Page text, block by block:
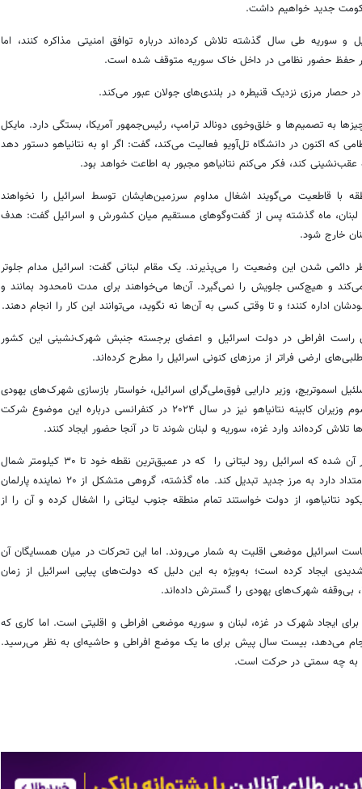
جدید خواهیم داشت.
و سوریه طی سال گذشته تلاش کرده‌اند درباره توافق امنیتی مذاکره کنند، اما
بر حفظ حضور نظامی در داخل خاک سوریه متوقف شده است.
در حصار مرزی نزدیک قنیطره در بلندی‌های جولان عبور می‌کند.
به تصمیم‌ها و خلق‌وخوی دونالد ترامپ، رئیس‌جمهور آمریکا، بستگی دارد. مایکل
که اکنون در دانشگاه تل‌آویو فعالیت می‌کند، گفت: اگر او به نتانیاهو دستور دهد
عقب‌نشینی کند، فکر می‌کنم نتانیاهو مجبور به اطاعت خواهد بود.
با قاطعیت می‌گویند اشغال مداوم سرزمین‌هایشان توسط اسرائیل را نخواهند
ماه گذشته پس از گفت‌وگوهای مستقیم میان کشورش و اسرائیل گفت: هدف
خارج شود.
شدن این وضعیت را می‌پذیرند. یک مقام لبنانی گفت: اسرائیل مدام جلوتر
و هیچ‌کس جلویش را نمی‌گیرد. آن‌ها می‌خواهند برای مدت نامحدود بمانند و
اداره کنند؛ و تا وقتی کسی به آن‌ها نه نگوید، می‌توانند این کار را انجام دهند.
راست افراطی در دولت اسرائیل و اعضای برجسته جنبش شهرک‌نشینی این کشور
ارضی فراتر از مرزهای کنونی اسرائیل را مطرح کرده‌اند.
اسموتریچ، وزیر دارایی فوق‌ملی‌گرای اسرائیل، خواستار بازسازی شهرک‌های یهودی
در غزه شده‌اند و نزدیک به یک‌سوم وزیران کابینه نتانیاهو نیز در سال ۲۰۲۴ در کنفرانسی درباره این موضوع شرکت
کرده‌اند وارد غزه، سوریه و لبنان شوند تا در آنجا حضور ایجاد کنند.
در همین حال، اسموتریچ خواستار آن شده که اسرائیل رود لیتانی را که در عمیق‌ترین نقطه خود تا ۳۰ کیلومتر شمال
مرز عملی میان اسرائیل و لبنان امتداد دارد به مرز جدید تبدیل کند. ماه گذشته، گروهی متشکل از ۲۰ نماینده پارلمان
نتانیاهو، از دولت خواستند تمام منطقه جنوب لیتانی را اشغال کرده و آن را از
اسرائیل موضعی اقلیت به شمار می‌روند. اما این تحرکات در میان همسایگان آن
ایجاد کرده است؛ به‌ویژه به این دلیل که دولت‌های پیاپی اسرائیل از زمان
ایجاد شهرک در غزه، لبنان و سوریه موضعی افراطی و اقلیتی است. اما کاری که
انجام می‌دهد، بیست سال پیش برای ما یک موضع افراطی و حاشیه‌ای به نظر می‌رسید.
به چه سمتی در حرکت است.